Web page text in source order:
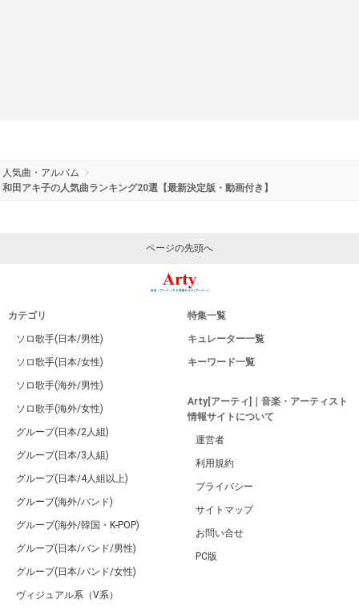
人気曲・アルバム
和田アキ子の人気曲ランキング20選【最新決定版・動画付き】
ページの先頭へ
カテゴリ
ソロ歌手(日本/男性)
ソロ歌手(日本/女性)
ソロ歌手(海外/男性)
ソロ歌手(海外/女性)
グループ(日本/2人組)
グループ(日本/3人組)
グループ(日本/4人組以上)
グループ(海外/バンド)
グループ(海外/韓国・K-POP)
グループ(日本/バンド/男性)
グループ(日本/バンド/女性)
ヴィジュアル系（V系）
特集一覧
キュレーター一覧
キーワード一覧
Arty[アーティ]｜音楽・アーティスト
情報サイトについて
運営者
利用規約
プライバシー
サイトマップ
お問い合せ
PC版